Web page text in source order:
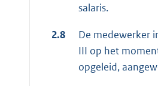
salaris.
2.8
De medewerker
III op het
opgeleid,